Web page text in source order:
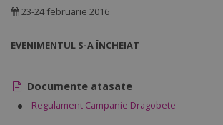
23-24 februarie 2016
EVENIMENTUL S-A ÎNCHEIAT
Documente atasate
Regulament Campanie Dragobete